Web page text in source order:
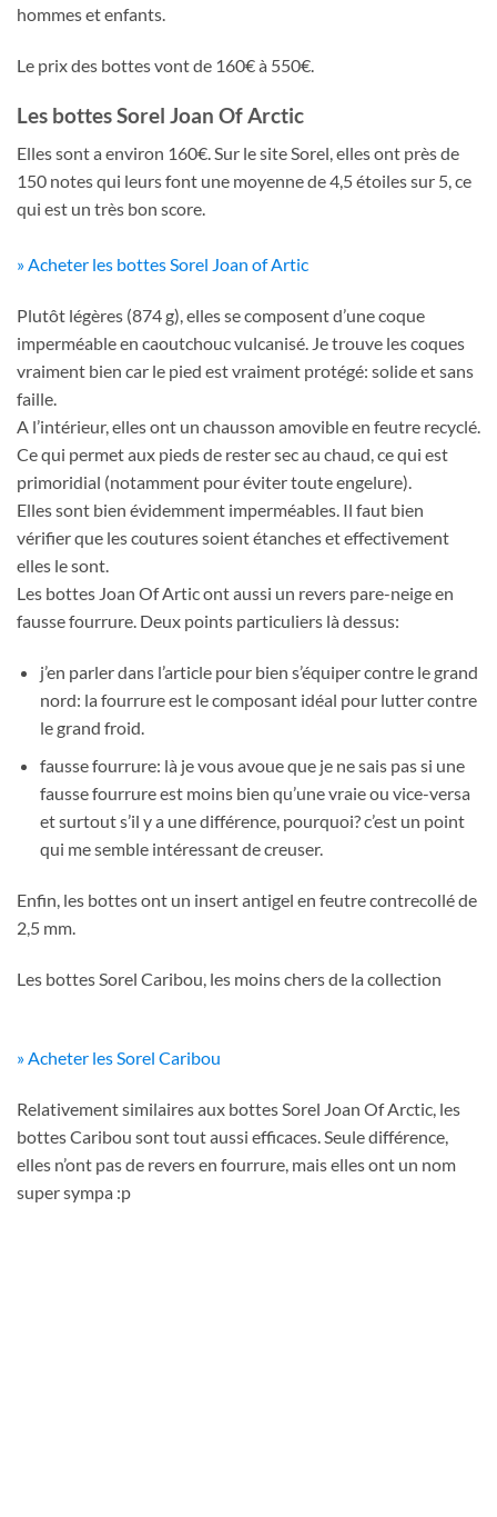
hommes et enfants.
Le prix des bottes vont de 160€ à 550€.
Les bottes Sorel Joan Of Arctic
Elles sont a environ 160€. Sur le site Sorel, elles ont près de
150 notes qui leurs font une moyenne de 4,5 étoiles sur 5, ce
qui est un très bon score.
» Acheter les bottes Sorel Joan of Artic
Plutôt légères (874 g), elles se composent d’une coque
imperméable en caoutchouc vulcanisé. Je trouve les coques
vraiment bien car le pied est vraiment protégé: solide et sans
faille.
A l’intérieur, elles ont un chausson amovible en feutre recyclé.
Ce qui permet aux pieds de rester sec au chaud, ce qui est
primoridial (notamment pour éviter toute engelure).
Elles sont bien évidemment imperméables. Il faut bien
vérifier que les coutures soient étanches et effectivement
elles le sont.
Les bottes Joan Of Artic ont aussi un revers pare-neige en
fausse fourrure. Deux points particuliers là dessus:
j’en parler dans l’article pour bien s’équiper contre le grand
nord: la fourrure est le composant idéal pour lutter contre
le grand froid.
fausse fourrure: là je vous avoue que je ne sais pas si une
fausse fourrure est moins bien qu’une vraie ou vice-versa
et surtout s’il y a une différence, pourquoi? c’est un point
qui me semble intéressant de creuser.
Enfin, les bottes ont un insert antigel en feutre contrecollé de
2,5 mm.
Les bottes Sorel Caribou, les moins chers de la collection
» Acheter les Sorel Caribou
Relativement similaires aux bottes Sorel Joan Of Arctic, les
bottes Caribou sont tout aussi efficaces. Seule différence,
elles n’ont pas de revers en fourrure, mais elles ont un nom
super sympa :p